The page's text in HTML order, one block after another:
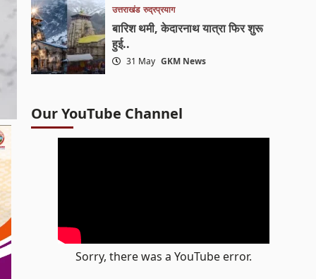
उत्तराखंड रुद्रप्रयाग
बारिश थमी, केदारनाथ यात्रा फिर शुरू
हुई..
31 May GKM News
Our YouTube Channel
Sorry, there was a YouTube error.